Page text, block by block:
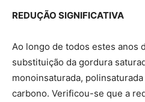
REDUÇÃO SIGNIFICATIVA
Ao longo de todos estes anos
substituição da gordura
monoinsaturada,
carbono. Verificou-se que a